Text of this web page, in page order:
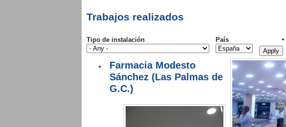
Trabajos realizados
Tipo de instalación País
Farmacia Modesto
Sánchez (Las Palmas de
G.C.)